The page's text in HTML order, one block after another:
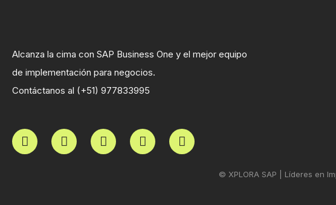
Alcanza la cima con SAP Business One y el mejor equipo
de implementación para negocios.
Contáctanos al (+51) 977833995
© XPLORA SAP | Líderes en